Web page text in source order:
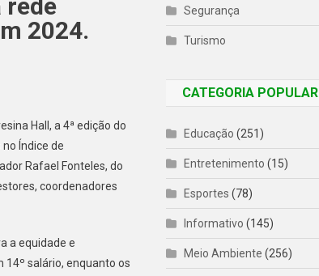
rede
2024.
Hall, a 4ª edição do
Índice de
Rafael Fonteles, do
coordenadores
a equidade e
salário, enquanto os
Segurança
Turismo
CATEGORIA POPULAR
Educação (251)
Entretenimento (15)
Esportes (78)
Informativo (145)
Meio Ambiente (256)